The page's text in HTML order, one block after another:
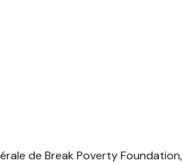
de Break Poverty Foundation,